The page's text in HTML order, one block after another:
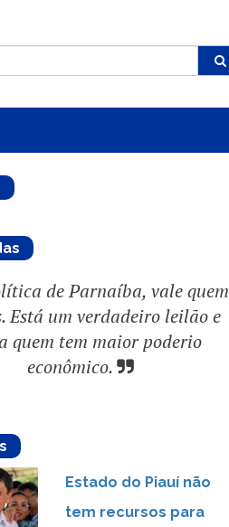
de Parnaíba, vale quem
Está um verdadeiro leilão e
quem tem maior poderio
econômico.
Estado do Piauí não
tem recursos para